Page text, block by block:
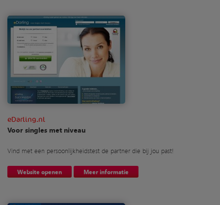
eDarling.nl
Voor singles met niveau
Vind met een persoonlijkheidstest de partner die bij jou past!
Website openen Meer informatie